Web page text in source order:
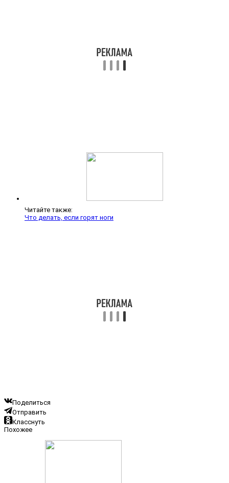
Читайте также:
Что делать, если горят ноги
Поделиться
Отправить
Класснуть
Похожее